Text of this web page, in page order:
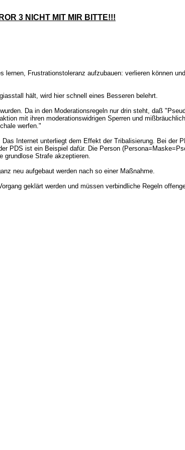
3 NICHT MIT MIR BITTE!!!
Frustrationstoleranz aufzubauen: verlieren können
hält, wird hier schnell eines Besseren belehrt.
Da in den Moderationsregeln nur drin steht, daß
mit ihren moderationswidrigen Sperren und
werfen."
Internet unterliegt dem Effekt der Tribalisierung. Bei der
PDS ist ein Beispiel dafür. Die Person
grundlose Strafe akzeptieren.
neu aufgebaut werden nach so einer Maßnahme.
geklärt werden und müssen verbindliche Regeln